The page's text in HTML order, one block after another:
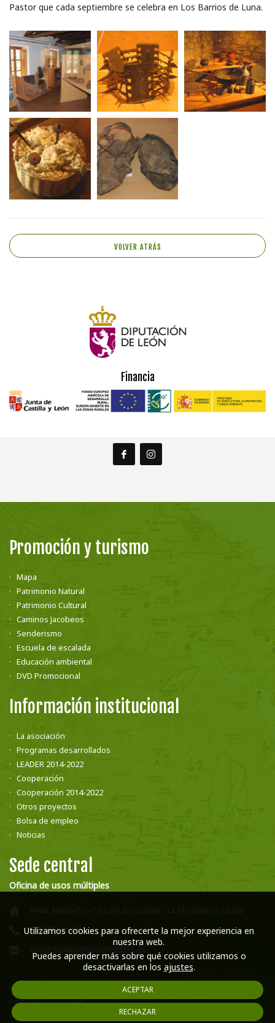
Pastor que cada septiembre se celebra en Los Barrios de Luna.
VOLVER ATRÁS
Financia
Promoción y turismo
Mapa
Patrimonio Natural
Patrimonio Cultural
Caminos Jacobeos
Senderismo
Escuela de escalada
Educación ambiental
DVD Promocional
Información institucional
La asociación
Programas desarrollados
LEADER 2014-2022
Cooperación
Cooperación 2014-2022
Otros proyectos
Bolsa de empleo
Noticias
Sede central
Oficina de usos múltiples
Avda. Manocho nº 92 24120 Canales - La Magdalena (León)
987 58 16 66
cuatrovalles@cuatrovalles.es
Aviso legal
Política de privacidad
Política de cookies
Utilizamos cookies para ofrecerte la mejor experiencia en
nuestra web.
Puedes aprender más sobre qué cookies utilizamos o
desactivarlas en los ajustes.
ACEPTAR
RECHAZAR